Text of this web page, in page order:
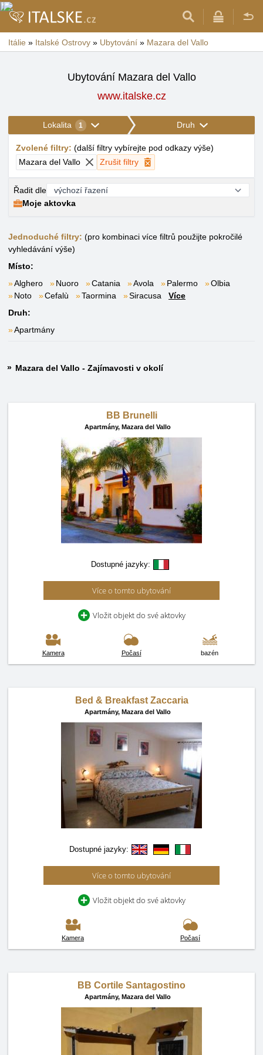
Itálie » Italské Ostrovy » Ubytování » Mazara del Vallo
Ubytování Mazara del Vallo
www.italske.cz
Lokalita 1 Druh
Zvolené filtry: (další filtry vybírejte pod odkazy výše)
Mazara del Vallo
Zrušit filtry
Řadit dle
Moje aktovka
Jednoduché filtry: (pro kombinaci více filtrů použijte pokročilé
vyhledávání výše)
Místo:
Alghero
Nuoro Catania Avola Palermo
Olbia
Noto
Cefalù Taormina Siracusa
Více
Druh:
Apartmány
Mazara del Vallo - Zajímavosti v okolí
BB Brunelli
Apartmány, Mazara del Vallo
Dostupné jazyky:
Více o tomto ubytování
Vložit objekt do své aktovky
Kamera Počasí bazén
Bed & Breakfast Zaccaria
Apartmány, Mazara del Vallo
Dostupné jazyky:
Více o tomto ubytování
Vložit objekt do své aktovky
Kamera Počasí
BB Cortile Santagostino
Apartmány, Mazara del Vallo